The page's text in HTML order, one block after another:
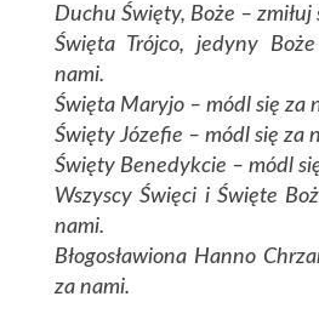
Duchu Święty, Boże – zmiłuj
Święta Trójco, jedyny
nami.
Święta Maryjo – módl się za
Święty Józefie – módl się za
Święty Benedykcie – módl
Wszyscy Święci i Święte
nami.
Błogosławiona Hanno
za nami.